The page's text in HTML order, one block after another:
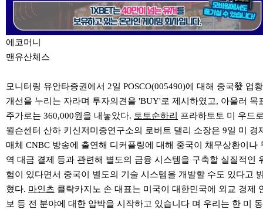
에코머니
맨유산체스
모니터링 유안타증권에서 2일 POSCO(005490)에 대해 중국發 업황
개선을 누리는 자라며 투자의견을 'BUY'로 제시하였고, 아울러 목
주가로는 360,000원을 내놓았다. 토토순하리
프라하토토 미 우드
윌슨센터 산하 키신저미중연구소의 로버트 댈리 소장은 9일 미 경
매체 CNBC 방송에 출연해 디커플링에 대해 중국이 채무상환이나
역 대금 결제 등과 관련해 별도의 금융 시스템을 구축할 실질적인
험이 있다면서 중국이 별도의 기술 시스템을 개발할 수도 있다고
혔다. 마인츠 클락카지노 손 대표는 미국이 대한민국에 외교 경제
보 등 전 분야에 대한 압박을 시작하고 있습니다 며 우리는 한 미 동